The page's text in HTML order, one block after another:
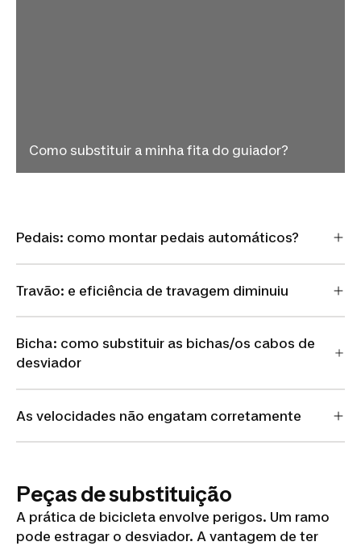
Como substituir a minha fita do guiador?
Pedais: como montar pedais automáticos?
Travão: e eficiência de travagem diminuiu
Bicha: como substituir as bichas/os cabos de
desviador
As velocidades não engatam corretamente
Peças de substituição
A prática de bicicleta envolve perigos. Um ramo
pode estragar o desviador. A vantagem de ter